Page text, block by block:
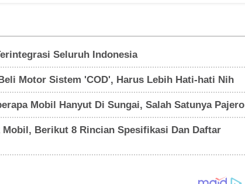
Seluruh Indonesia
Motor Sistem 'COD', Harus Lebih Hati-hati Nih
Mobil Hanyut Di Sungai, Salah Satunya Pajero
Mobil, Berikut 8 Rincian Spesifikasi Dan Daftar